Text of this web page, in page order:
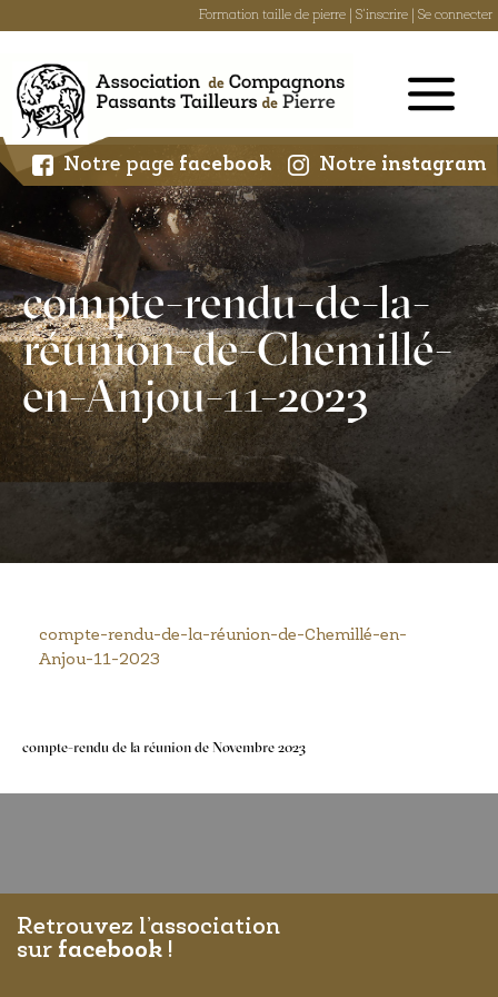
Formation taille de pierre S'inscrire Se connecter
content
Notre page facebook Notre instagram
compte-rendu-de-la-
réunion-de-Chemillé-
en-Anjou-11-2023
compte-rendu-de-la-réunion-de-Chemillé-en-
Anjou-11-2023
Navigation
de
compte-rendu de la réunion de Novembre 2023
Retrouvez l’association
sur facebook !